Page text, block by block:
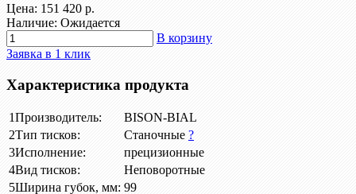
Цена: 151 420 р.
Наличие: Ожидается
В корзину
Заявка в 1 клик
Характеристика продукта
1Производитель:
BISON-BIAL
2Тип тисков: Станочные ?
3Исполнение:
прецизионные
4Вид тисков:
Неповоротные
5Ширина губок, мм: 99